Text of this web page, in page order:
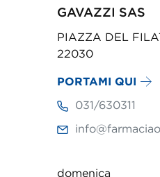
GAVAZZI SAS
PIAZZA DEL
22030
PORTAMI QUI
031/630311
domenica